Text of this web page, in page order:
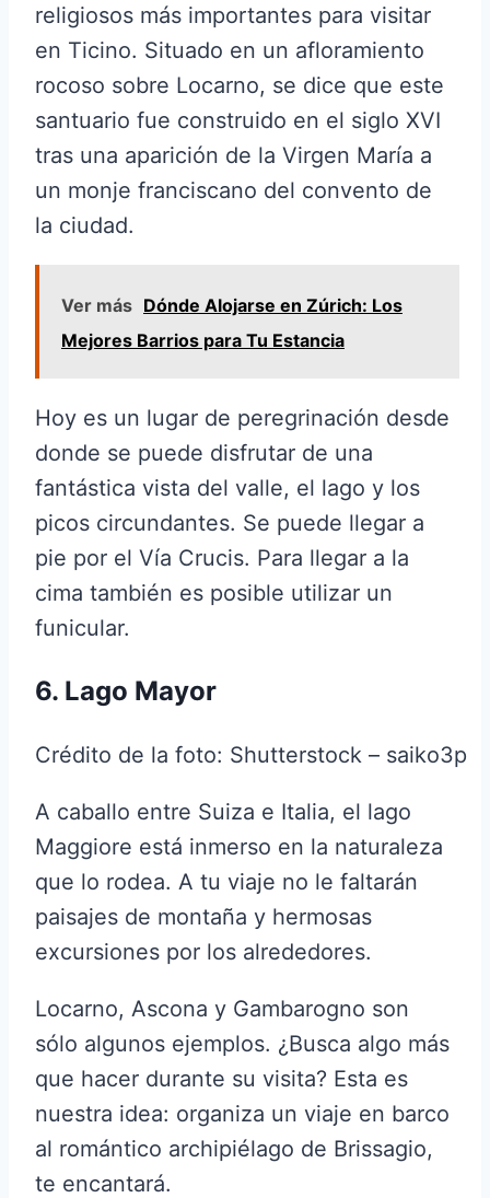
religiosos más importantes para visitar
en Ticino. Situado en un afloramiento
rocoso sobre Locarno, se dice que este
santuario fue construido en el siglo XVI
tras una aparición de la Virgen María a
un monje franciscano del convento de
la ciudad.
Ver más Dónde Alojarse en Zúrich: Los
Mejores Barrios para Tu Estancia
Hoy es un lugar de peregrinación desde
donde se puede disfrutar de una
fantástica vista del valle, el lago y los
picos circundantes. Se puede llegar a
pie por el Vía Crucis. Para llegar a la
cima también es posible utilizar un
funicular.
6. Lago Mayor
Crédito de la foto: Shutterstock – saiko3p
A caballo entre Suiza e Italia, el lago
Maggiore está inmerso en la naturaleza
que lo rodea. A tu viaje no le faltarán
paisajes de montaña y hermosas
excursiones por los alrededores.
Locarno, Ascona y Gambarogno son
sólo algunos ejemplos. ¿Busca algo más
que hacer durante su visita? Esta es
nuestra idea: organiza un viaje en barco
al romántico archipiélago de Brissagio,
te encantará.